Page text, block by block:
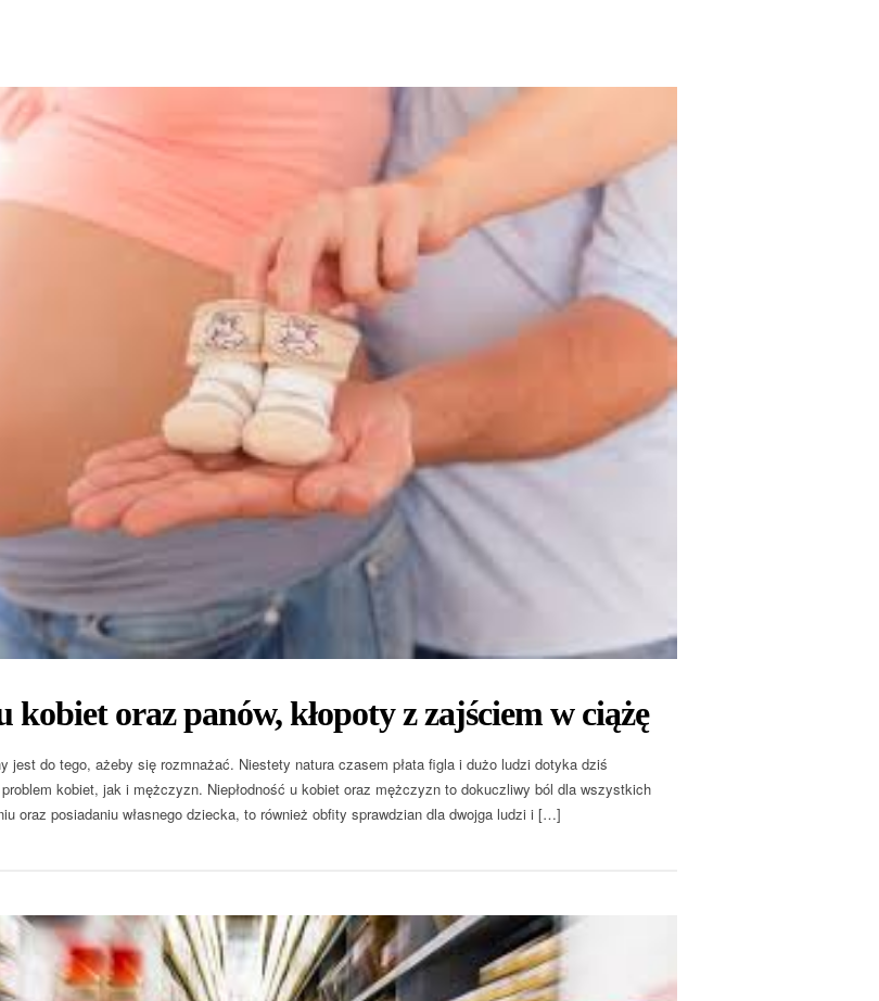
kobiet oraz panów, kłopoty z zajściem w ciążę
jest do tego, ażeby się rozmnażać. Niestety natura czasem płata figla i dużo ludzi dotyka dziś
kobiet, jak i mężczyzn. Niepłodność u kobiet oraz mężczyzn to dokuczliwy ból dla wszystkich
oraz posiadaniu własnego dziecka, to również obfity sprawdzian dla dwojga ludzi i […]